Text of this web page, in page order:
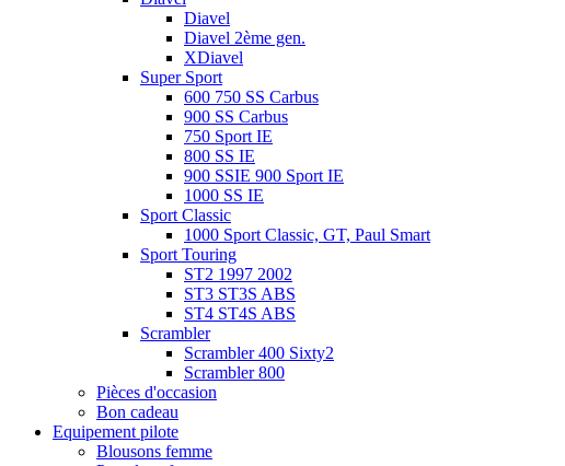
Diavel
Diavel 2ème gen.
XDiavel
Super Sport
600 750 SS Carbus
900 SS Carbus
750 Sport IE
800 SS IE
900 SSIE 900 Sport IE
1000 SS IE
Sport Classic
1000 Sport Classic, GT, Paul Smart
Sport Touring
ST2 1997 2002
ST3 ST3S ABS
ST4 ST4S ABS
Scrambler
Scrambler 400 Sixty2
Scrambler 800
Pièces d'occasion
Bon cadeau
Equipement pilote
Blousons femme